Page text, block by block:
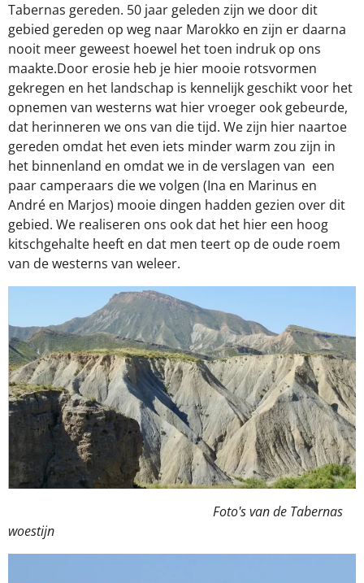
Tabernas gereden. 50 jaar geleden zijn we door dit
gebied gereden op weg naar Marokko en zijn er daarna
nooit meer geweest hoewel het toen indruk op ons
maakte.Door erosie heb je hier mooie rotsvormen
gekregen en het landschap is kennelijk geschikt voor het
opnemen van westerns wat hier vroeger ook gebeurde,
dat herinneren we ons van die tijd. We zijn hier naartoe
gereden omdat het even iets minder warm zou zijn in
het binnenland en omdat we in de verslagen van een
paar camperaars die we volgen (Ina en Marinus en
André en Marjos) mooie dingen hadden gezien over dit
gebied. We realiseren ons ook dat het hier een hoog
kitschgehalte heeft en dat men teert op de oude roem
van de westerns van weleer.
Foto's van de Tabernas
woestijn